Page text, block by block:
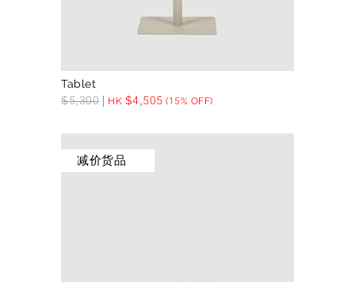
Tablet
$5,300 HK $4,505 (15% OFF)
减价货品